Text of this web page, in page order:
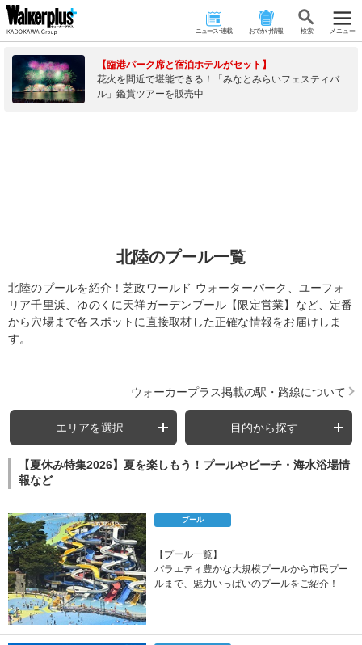
ニュース･連載 おでかけ情報 検 索 メニュー
【臨港パーク席と宿泊ホテルがセット】
花火を間近で堪能できる！「みなとみらいフェスティバ
ル」鑑賞ツアーを販売中
北陸のプール一覧
北陸のプールを紹介！芝政ワールド ウォーターパーク、ユーフォ
リア千里浜、ゆのくに天祥ガーデンプール【限定営業】など、定番
から穴場まで各スポットに直接取材した正確な情報をお届けしま
す。
ウォーカープラス掲載の駅・路線について
エリアを選択 目的から探す
【夏休み特集2026】夏を楽しもう！プールやビーチ・海水浴場情
報など
プール
【プール一覧】
バラエティ豊かな大規模プールから市民プー
ルまで、魅力いっぱいのプールをご紹介！